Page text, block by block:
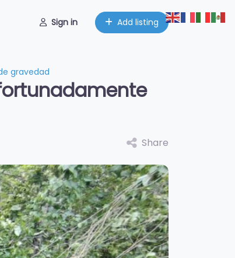
Sign in Add listing
gravedad
Share